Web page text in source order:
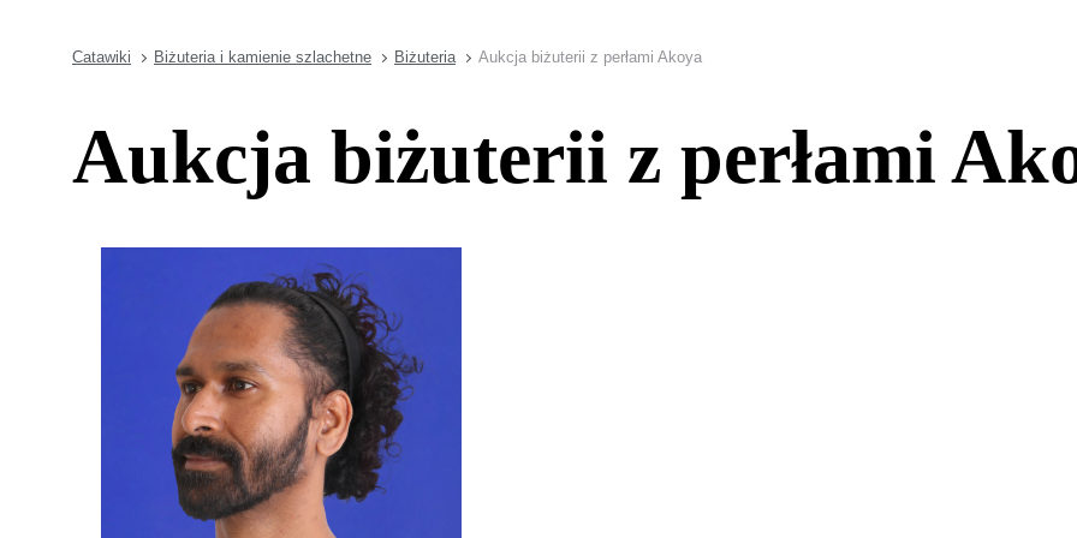
Catawiki Biżuteria i kamienie szlachetne Biżuteria Aukcja biżuterii z perłami Akoya
Aukcja biżuterii z perłami